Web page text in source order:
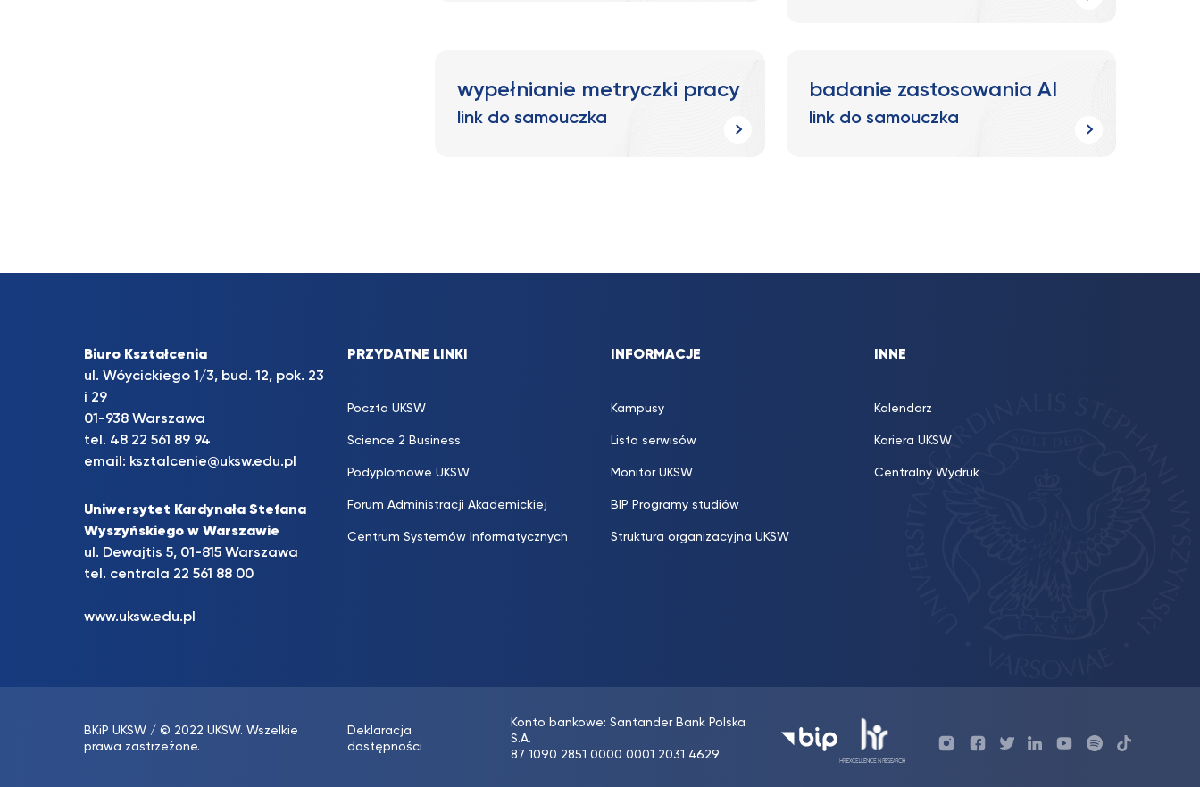
wypełnianie metryczki pracy
link do samouczka
badanie zastosowania AI
link do samouczka
Biuro Kształcenia
ul. Wóycickiego 1/3, bud. 12, pok. 23
i 29
01-938 Warszawa
tel. 48 22 561 89 94
email: ksztalcenie@uksw.edu.pl
Uniwersytet Kardynała Stefana
Wyszyńskiego w Warszawie
ul. Dewajtis 5, 01-815 Warszawa
tel. centrala 22 561 88 00
www.uksw.edu.pl
PRZYDATNE LINKI
Poczta UKSW
Science 2 Business
Podyplomowe UKSW
Forum Administracji Akademickiej
Centrum Systemów Informatycznych
INFORMACJE
Kampusy
Lista serwisów
Monitor UKSW
BIP Programy studiów
Struktura organizacyjna UKSW
INNE
Kalendarz
Kariera UKSW
Centralny Wydruk
BKiP UKSW / © 2022 UKSW. Wszelkie
prawa zastrzeżone.
Deklaracja
dostępności
Konto bankowe: Santander Bank Polska
S.A.
87 1090 2851 0000 0001 2031 4629
Profil ProfilProfilProfil UKSWProfilUKSW